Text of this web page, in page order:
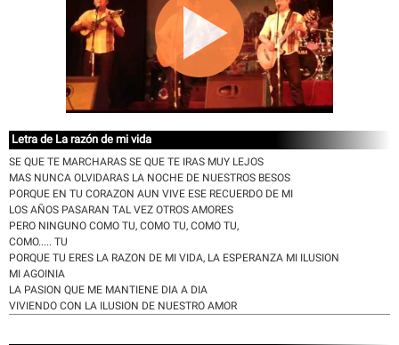
Letra de La razón de mi vida
SE QUE TE MARCHARAS SE QUE TE IRAS MUY LEJOS
MAS NUNCA OLVIDARAS LA NOCHE DE NUESTROS BESOS
PORQUE EN TU CORAZON AUN VIVE ESE RECUERDO DE MI
LOS AÑOS PASARAN TAL VEZ OTROS AMORES
PERO NINGUNO COMO TU, COMO TU, COMO TU,
COMO..... TU
PORQUE TU ERES LA RAZON DE MI VIDA, LA ESPERANZA MI ILUSION
MI AGOINIA
LA PASION QUE ME MANTIENE DIA A DIA
VIVIENDO CON LA ILUSION DE NUESTRO AMOR